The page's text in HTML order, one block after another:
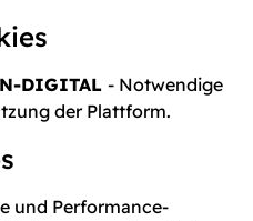
DIGITAL - Notwendige
der Plattform.
und Performance-